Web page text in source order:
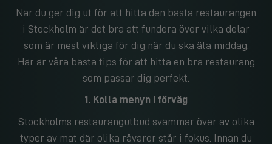
När du ger dig ut för att hitta den bästa restaurangen
i Stockholm är det bra att fundera över vilka delar
som är mest viktiga för dig när du ska äta middag.
Här är våra bästa tips för att hitta en bra restaurang
som passar dig perfekt.
1. Kolla menyn i förväg
Stockholms restaurangutbud svämmar över av olika
typer av mat där olika råvaror står i fokus. Innan du